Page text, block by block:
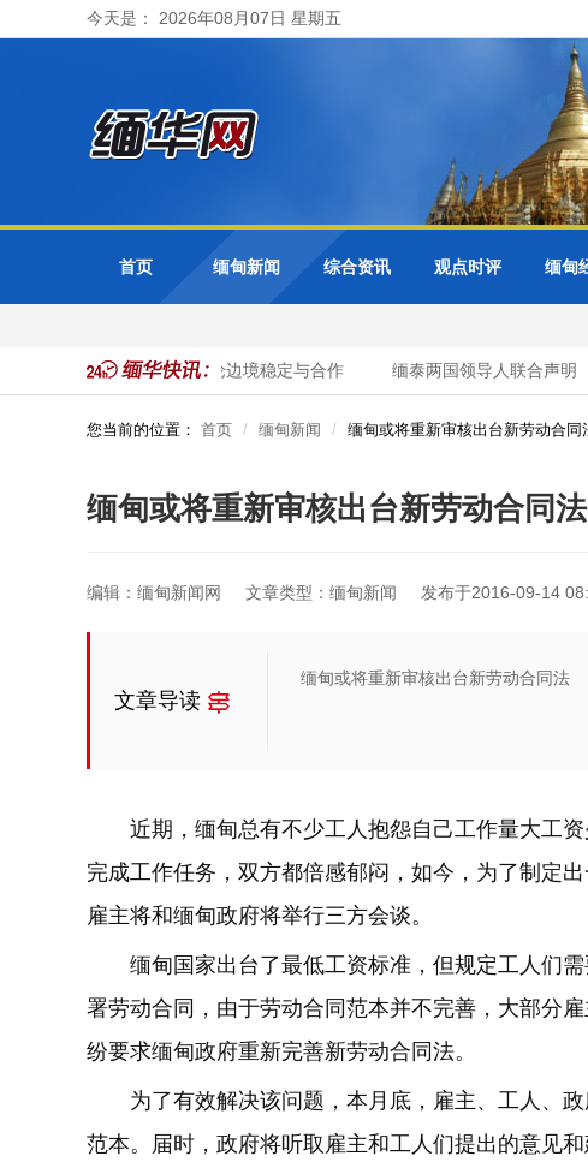
今天是： 2026年08月07日 星期五
首页 缅甸新闻 综合资讯 观点时评 缅甸
甸总统举行会谈 重点讨论边境稳定与合作 缅泰两国领导人联合声明
您当前的位置： 首页 缅甸新闻 缅甸或将重新审核出台新劳动合同
缅甸或将重新审核出台新劳动合同法
编辑：缅甸新闻网 文章类型：缅甸新闻 发布于2016-09-14
文章导读
缅甸或将重新审核出台新劳动合同法
近期，缅甸总有不少工人抱怨自己工作量大工
完成工作任务，双方都倍感郁闷，如今，为了制定
雇主将和缅甸政府将举行三方会谈。
缅甸国家出台了最低工资标准，但规定工人们
署劳动合同，由于劳动合同范本并不完善，大部分
纷要求缅甸政府重新完善新劳动合同法。
为了有效解决该问题，本月底，雇主、工人、
范本。届时，政府将听取雇主和工人们提出的意见